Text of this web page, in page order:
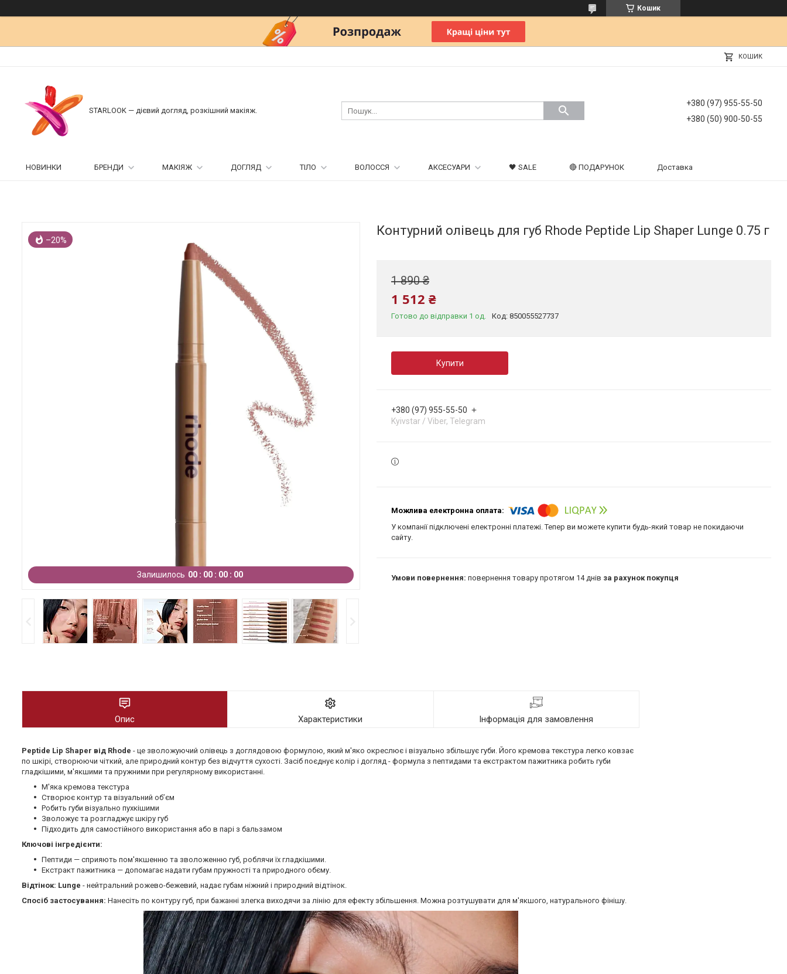
Кошик
КОШИК
STARLOOK — дієвий догляд, розкішний макіяж.
+380 (97) 955-55-50
+380 (50) 900-50-55
НОВИНКИ БРЕНДИ МАКІЯЖ ДОГЛЯД ТІЛО ВОЛОССЯ АКСЕСУАРИ 🖤 SALE 🔴 ПОДАРУНОК Доставка
Залишилось 00 00 00 00
–20%
Контурний олівець для губ Rhode Peptide Lip Shaper Lunge 0.75 г
1 890 ₴
1 512 ₴
Готово до відправки 1 од. Код: 850055527737
Купити
+380 (97) 955-55-50
Kyivstar / Viber, Telegram
У компанії підключені електронні платежі. Тепер ви можете купити будь-який товар не покидаючи
сайту.
повернення товару протягом 14 днів за рахунок покупця
Опис Характеристики Інформація для замовлення
Peptide Lip Shaper від Rhode - це зволожуючий олівець з доглядовою формулою, який м'яко окреслює і візуально збільшує губи. Його кремова текстура легко ковзає
по шкірі, створюючи чіткий, але природний контур без відчуття сухості. Засіб поєднує колір і догляд - формула з пептидами та екстрактом пажитника робить губи
гладкішими, м'якшими та пружними при регулярному використанні.
М'яка кремова текстура
Створює контур та візуальний обʼєм
Робить губи візуально пухкішими
Зволожує та розгладжує шкіру губ
Підходить для самостійного використання або в парі з бальзамом
Ключові інгредієнти:
Пептиди — сприяють пом'якшенню та зволоженню губ, роблячи їх гладкішими.
Екстракт пажитника — допомагає надати губам пружності та природного обєму.
Відтінок: Lunge - нейтральний рожево-бежевий, надає губам ніжний і природний відтінок.
Спосіб застосування: Нанесіть по контуру губ, при бажанні злегка виходячи за лінію для ефекту збільшення. Можна розтушувати для м'якшого, натурального фінішу.